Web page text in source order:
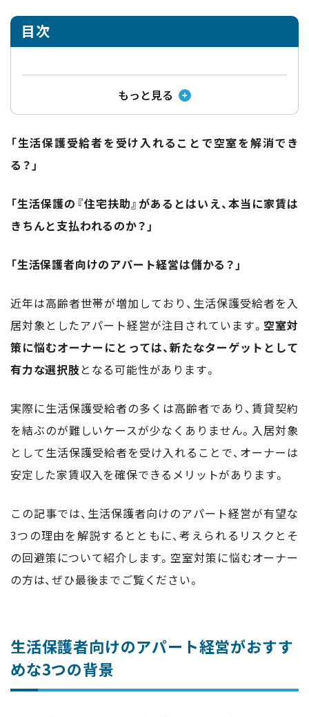
目次
もっと見る
「生活保護受給者を受け入れることで空室を解消でき
る？」
「生活保護の『住宅扶助』があるとはいえ、本当に家賃は
きちんと支払われるのか？」
「生活保護者向けのアパート経営は儲かる？」
近年は高齢者世帯が増加しており、生活保護受給者を入
居対象としたアパート経営が注目されています。 空室対
策に悩むオーナーにとっては、新たなターゲットとして
有力な選択肢となる可能性があります。
実際に生活保護受給者の多くは高齢者であり、賃貸契約
を結ぶのが難しいケースが少なくありません。入居対象
として生活保護受給者を受け入れることで、オーナーは
安定した家賃収入を確保できるメリットがあります。
この記事では、生活保護者向けのアパート経営が有望な
3つの理由を解説するとともに、考えられるリスクとそ
の回避策について紹介します。空室対策に悩むオーナー
の方は、ぜひ最後までご覧ください。
生活保護者向けのアパート経営がおすす
めな3つの背景